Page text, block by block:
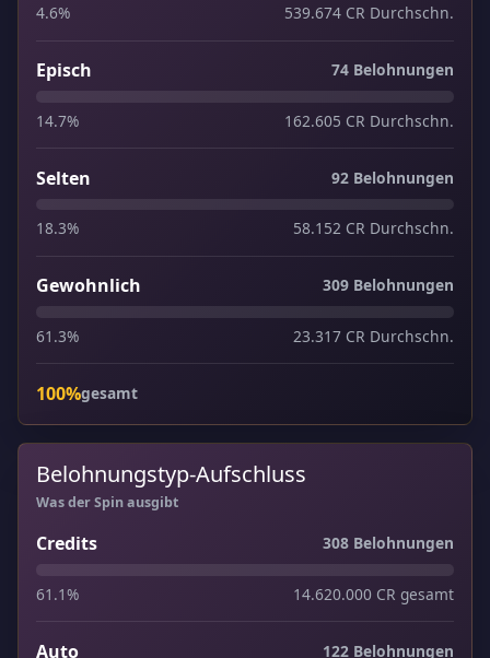
4.6% 539.674 CR Durchschn.
Episch 74 Belohnungen
14.7% 162.605 CR Durchschn.
Selten 92 Belohnungen
18.3% 58.152 CR Durchschn.
Gewohnlich 309 Belohnungen
61.3% 23.317 CR Durchschn.
100%gesamt
Belohnungstyp-Aufschluss
Was der Spin ausgibt
Credits 308 Belohnungen
61.1% 14.620.000 CR gesamt
Auto 122 Belohnungen